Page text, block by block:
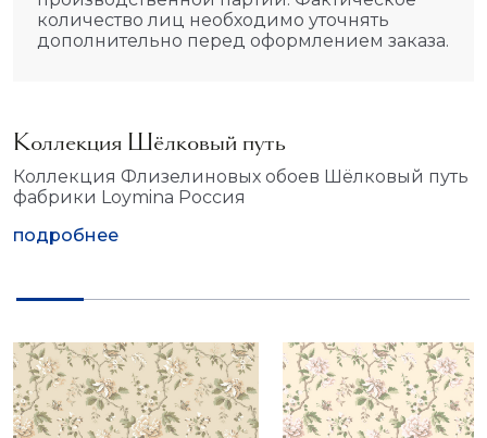
количество лиц необходимо уточнять
дополнительно перед оформлением заказа.
Коллекция Шёлковый путь
Коллекция Флизелиновых обоев Шёлковый путь
фабрики Loymina Россия
подробнее